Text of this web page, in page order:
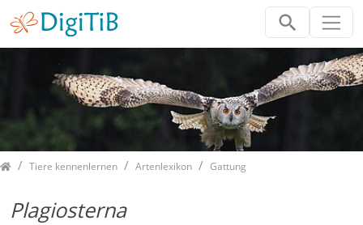
HomeTiere kennenlernen Artenlexikon Gattung
Plagiosterna